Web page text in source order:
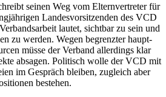
seinen Weg vom Elternvertreter für
Landesvorsitzenden des VCD
lautet, sichtbar zu sein und
zu werden. Wegen begrenzter haupt-
müsse der Verband allerdings klar
absagen. Politisch wolle der VCD mit
im Gespräch bleiben, zugleich aber
bestehen.